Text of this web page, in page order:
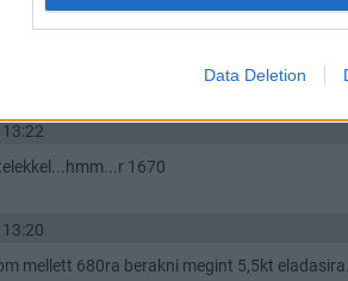
Data Deletion
13:32
nem fogta meg..felfelé meg millió
1670
mellett 680ra berakni megint 5,5kt